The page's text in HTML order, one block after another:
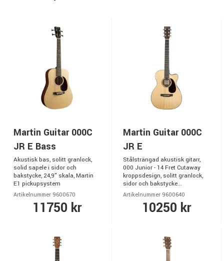
Martin Guitar 000C
JR E Bass
Akustisk bas, solitt granlock,
solid sapele i sidor och
bakstycke, 24,9" skala, Martin
E1 pickupsystem
Artikelnummer 9600670
11750 kr
Martin Guitar 000C
JR E
Stålsträngad akustisk gitarr,
000 Junior - 14 Fret Cutaway
kroppsdesign, solitt granlock,
sidor och bakstycke...
Artikelnummer 9600640
10250 kr